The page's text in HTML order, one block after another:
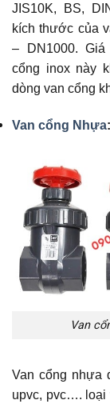
JIS10K, BS,
kích thước của
– DN1000.
cổng inox này
dòng van cổng
Van cổng Nhựa:
Van
Van cổng nhựa
upvc, pvc…. loại